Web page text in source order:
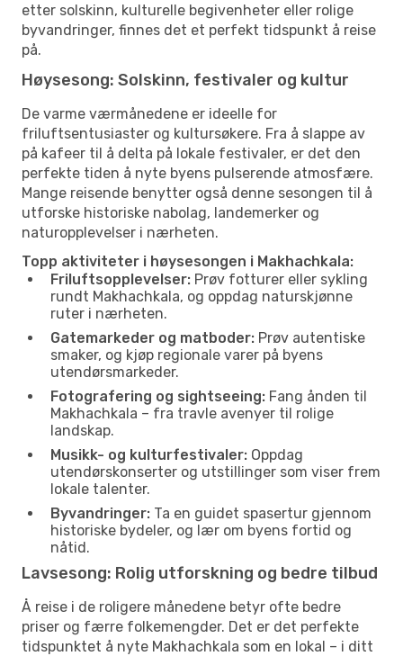
etter solskinn, kulturelle begivenheter eller rolige
byvandringer, finnes det et perfekt tidspunkt å reise
på.
Høysesong: Solskinn, festivaler og kultur
De varme værmånedene er ideelle for
friluftsentusiaster og kultursøkere. Fra å slappe av
på kafeer til å delta på lokale festivaler, er det den
perfekte tiden å nyte byens pulserende atmosfære.
Mange reisende benytter også denne sesongen til å
utforske historiske nabolag, landemerker og
naturopplevelser i nærheten.
Topp aktiviteter i høysesongen i Makhachkala:
Friluftsopplevelser: Prøv fotturer eller sykling
rundt Makhachkala, og oppdag naturskjønne
ruter i nærheten.
Gatemarkeder og matboder: Prøv autentiske
smaker, og kjøp regionale varer på byens
utendørsmarkeder.
Fotografering og sightseeing: Fang ånden til
Makhachkala – fra travle avenyer til rolige
landskap.
Musikk- og kulturfestivaler: Oppdag
utendørskonserter og utstillinger som viser frem
lokale talenter.
Byvandringer: Ta en guidet spasertur gjennom
historiske bydeler, og lær om byens fortid og
nåtid.
Lavsesong: Rolig utforskning og bedre tilbud
Å reise i de roligere månedene betyr ofte bedre
priser og færre folkemengder. Det er det perfekte
tidspunktet å nyte Makhachkala som en lokal – i ditt